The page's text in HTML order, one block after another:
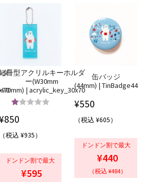
ダ冊型アクリルキーホルダ
ー(W30mm
| acrylic_key_30x70
4.00
価
850
（税込 ¥935）
ドンドン割で最大
¥595
缶バッジ
(44mm) | TinBadge44
¥550
（税込 ¥605）
ドンドン割で最大
¥440
（税込 ¥484）